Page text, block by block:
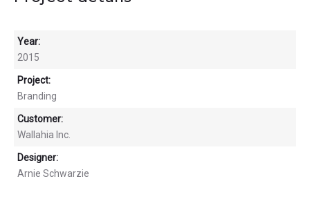
Year:
2015
Project:
Branding
Customer:
Wallahia Inc.
Designer:
Arnie Schwarzie